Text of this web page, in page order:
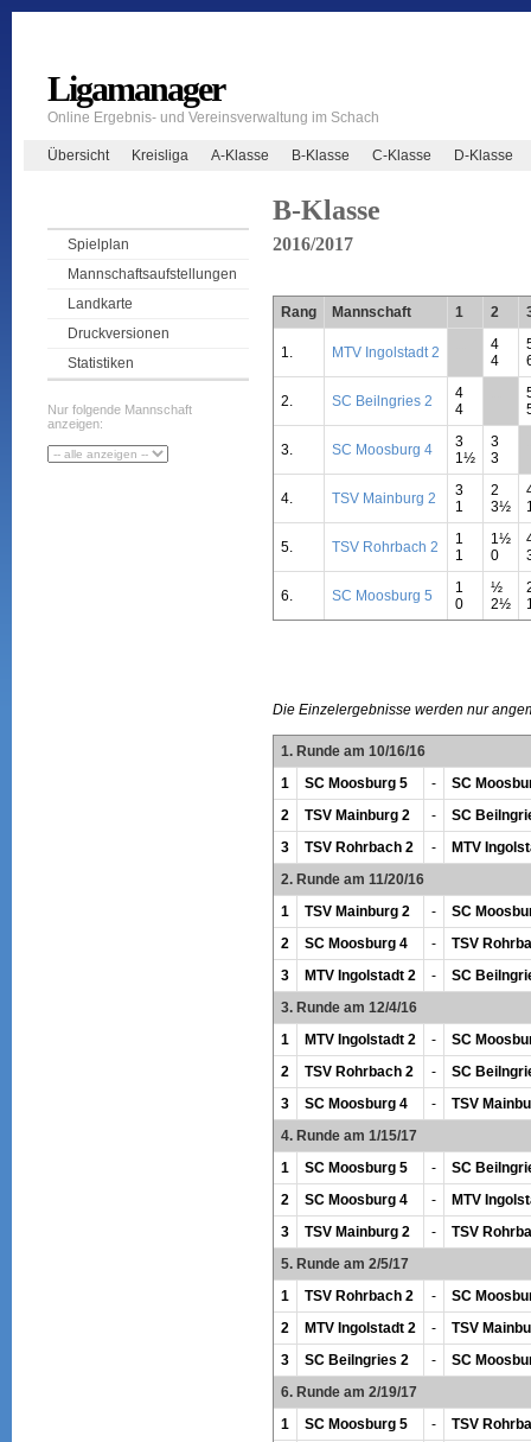
Ligamanager
Online Ergebnis- und Vereinsverwaltung im Schach
Übersicht Kreisliga A-Klasse B-Klasse C-Klasse D-Klasse
Spielplan
Mannschaftsaufstellungen
Landkarte
Druckversionen
Statistiken
Nur folgende Mannschaft
anzeigen:
B-Klasse
2016/2017
Rang Mannschaft 1 2
1. MTV Ingolstadt 2
4
4
2. SC Beilngries 2
4
4
3. SC Moosburg 4
3
1½
3
3
4. TSV Mainburg 2
3
1
2
3½
5. TSV Rohrbach 2
1
1
1½
0
6. SC Moosburg 5
1
0
½
2½
Die Einzelergebnisse werden nur
1. Runde am 10/16/16
1
SC Moosburg 5 -
SC
2
TSV Mainburg 2 -
SC
3
TSV Rohrbach 2 -
MTV
2. Runde am 11/20/16
1
TSV Mainburg 2 -
SC
2
SC Moosburg 4 -
TSV
3
MTV Ingolstadt 2 -
SC
3. Runde am 12/4/16
1
MTV Ingolstadt 2 -
SC
2
TSV Rohrbach 2 -
SC
3
SC Moosburg 4 -
TSV
4. Runde am 1/15/17
1
SC Moosburg 5 -
SC
2
SC Moosburg 4 -
MTV
3
TSV Mainburg 2 -
TSV
5. Runde am 2/5/17
1
TSV Rohrbach 2 -
SC
2
MTV Ingolstadt 2 -
TSV
3
SC Beilngries 2 -
SC
6. Runde am 2/19/17
1
SC Moosburg 5 -
TSV